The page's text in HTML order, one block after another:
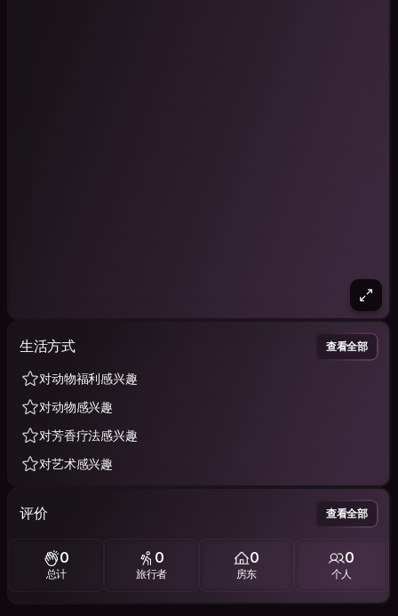
生活方式 查看全部
对动物福利感兴趣
对动物感兴趣
对芳香疗法感兴趣
对艺术感兴趣
评价 查看全部
0
总计
0
旅行者
0
房东
0
个人